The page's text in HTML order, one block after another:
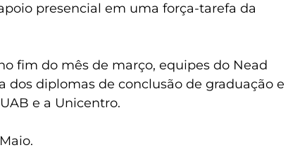
presencial em uma força-tarefa da
fim do mês de março, equipes do Nead
dos diplomas de conclusão de graduação e
e a Unicentro.